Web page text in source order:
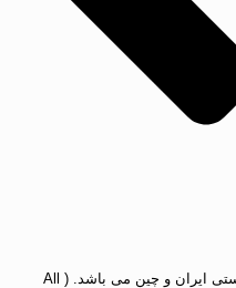
تمام حقوق این سایت متعلق به انجمن دوستی ایران و چین می باشد. ( All